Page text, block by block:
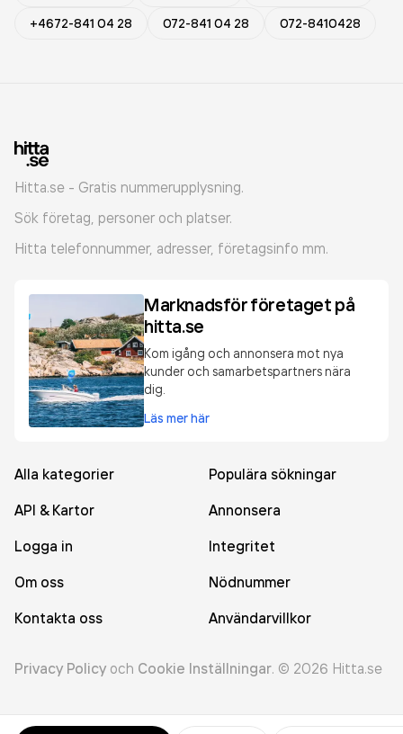
+4672-841 04 28
072-841 04 28 072-8410428
Hitta.se - Gratis nummerupplysning.
Sök företag, personer och platser.
Hitta telefonnummer, adresser, företagsinfo mm.
Marknadsför företaget på
hitta.se
Kom igång och annonsera mot nya
kunder och samarbetspartners nära
dig.
Läs mer här
Alla kategorier
Populära sökningar
API & Kartor
Annonsera
Logga in
Integritet
Om oss
Nödnummer
Kontakta oss
Användarvillkor
Privacy Policy och Cookie Inställningar. © 2026 Hitta.se